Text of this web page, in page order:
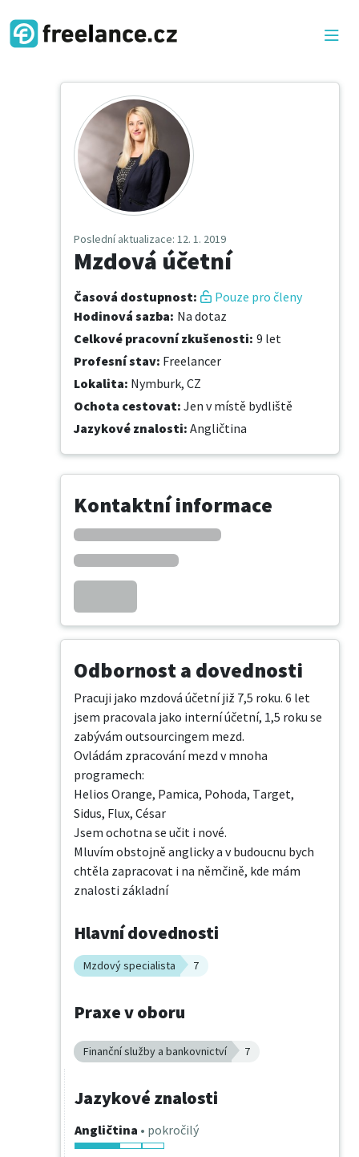
Poslední aktualizace: 12. 1. 2019
Mzdová účetní
Časová dostupnost:
Pouze pro členy
Hodinová sazba: Na dotaz
Celkové pracovní zkušenosti: 9 let
Profesní stav: Freelancer
Lokalita: Nymburk, CZ
Ochota cestovat: Jen v místě bydliště
Jazykové znalosti: Angličtina
Kontaktní informace
Odbornost a dovednosti
Pracuji jako mzdová účetní již 7,5 roku. 6 let
jsem pracovala jako interní účetní, 1,5 roku se
zabývám outsourcingem mezd.
Ovládám zpracování mezd v mnoha
programech:
Helios Orange, Pamica, Pohoda, Target,
Sidus, Flux, César
Jsem ochotna se učit i nové.
Mluvím obstojně anglicky a v budoucnu bych
chtěla zapracovat i na němčině, kde mám
znalosti základní
Hlavní dovednosti
Mzdový specialista 7
Praxe v oboru
Finanční služby a bankovnictví 7
Jazykové znalosti
Angličtina • pokročilý